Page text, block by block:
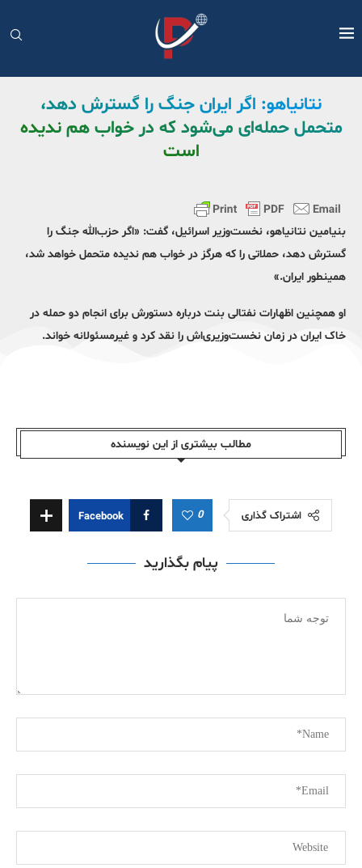
نتانیاهو: اگر ایران جنگ را گسترش دهد،
متحمل حمله‌ای می‌شود که در خواب هم ندیده‌
است
بنیامین نتانیاهو، نخست‌وزیر اسرائیل، گفت: «اگر حزب‌الله جنگ را
گسترش دهد، حملاتی را که هرگز در خواب هم ندیده متحمل خواهد شد،
همینطور ایران.»
او همچنین اظهارات نفتالی بنت درباره دستورش برای انجام دو حمله در
خاک ایران در زمان نخست‌وزیری‌اش را نقد کرد و غیرمسئولانه خواند.
مطالب بیشتری از این نویسندە
اشتراک گذاری 0
Facebook
پیام بگذارید